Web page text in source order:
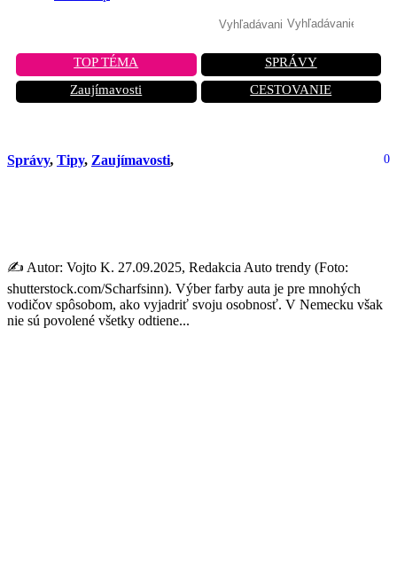
TOP TÉMA
SPRÁVY
Zaujímavosti
CESTOVANIE
Správy, Tipy, Zaujímavosti, 0
✍️ Autor: Vojto K. 27.09.2025, Redakcia Auto trendy (Foto:
shutterstock.com/Scharfsinn). Výber farby auta je pre mnohých
vodičov spôsobom, ako vyjadriť svoju osobnosť. V Nemecku však
nie sú povolené všetky odtiene...